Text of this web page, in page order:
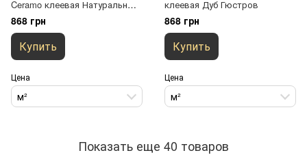
Ceramo клеевая Натуральный
камень
868 грн
Купить
Цена
м²
клеевая Дуб Гюстров
868 грн
Купить
Цена
м²
Показать еще 40 товаров